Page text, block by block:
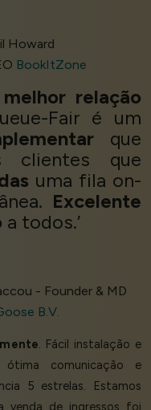
Howard
BookItZone
melhor relação
Fair é um
que
clientes que
uma fila on-
Excelente
a todos.’
- Founder & MD
B.V.
. Fácil instalação e
ótima comunicação e
5 estrelas. Estamos
venda de ingressos foi